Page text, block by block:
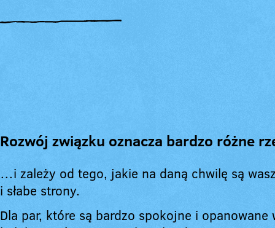
Rozwój związku oznacza bardzo różne
…i zależy od tego, jakie na daną chwilę są
i słabe strony.
Dla par, które są bardzo spokojne i opanowane